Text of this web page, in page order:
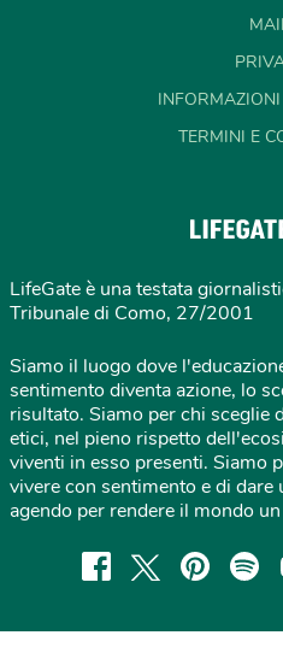
TERMINI E
LifeGate è una testata
Tribunale di Como, 27/2001
Siamo il luogo dove
sentimento diventa azione, lo
risultato. Siamo per chi sceglie
etici, nel pieno rispetto
viventi in esso presenti. Siamo
vivere con sentimento e di
agendo per rendere il mondo